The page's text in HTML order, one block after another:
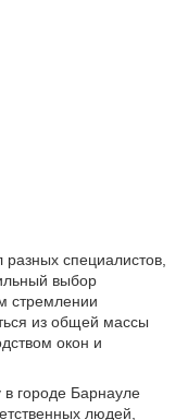
специалистов,
выбор
стремлении
из общей массы
окон и
городе Барнауле
людей,